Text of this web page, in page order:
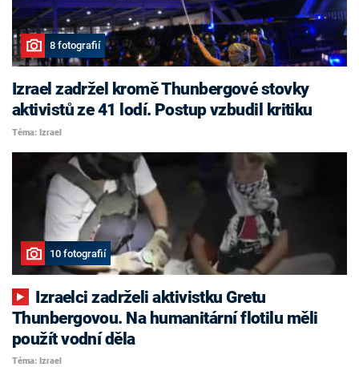
8 fotografií
Izrael zadržel kromě Thunbergové stovky
aktivistů ze 41 lodí. Postup vzbudil kritiku
Téma: Izrael
10 fotografií
Thunbergovou. Na humanitární flotilu měli
použít vodní děla
Téma: Izrael